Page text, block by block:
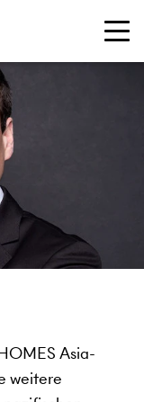
Asia-
weitere